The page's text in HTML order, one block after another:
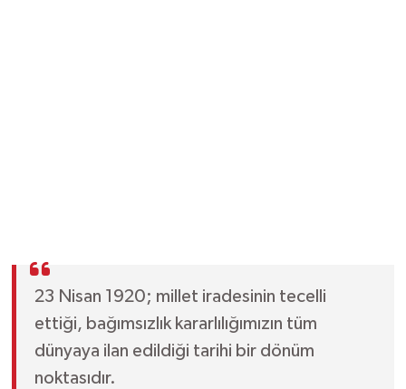
23 Nisan 1920; millet iradesinin tecelli
ettiği, bağımsızlık kararlılığımızın tüm
dünyaya ilan edildiği tarihi bir dönüm
noktasıdır.